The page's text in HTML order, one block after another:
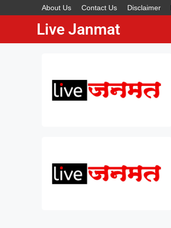
About Us Contact Us Disclaimer
Live Janmat